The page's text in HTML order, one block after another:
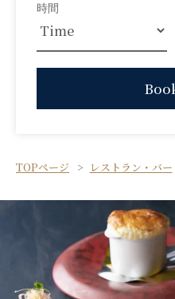
TOPページ レストラン・バー